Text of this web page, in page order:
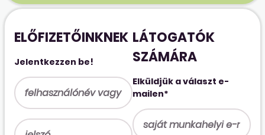
ELŐFIZETŐINKNEK
Jelentkezzen be!
LÁTOGATÓK
SZÁMÁRA
Elküldjük a választ e-
mailen*